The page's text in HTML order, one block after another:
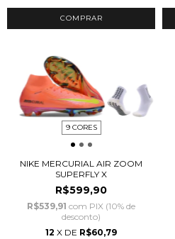
COMPRAR
9 CORES
NIKE MERCURIAL AIR ZOOM
SUPERFLY X
R$599,90
R$539,91 com PIX (10% de
desconto)
12 X DE R$60,79